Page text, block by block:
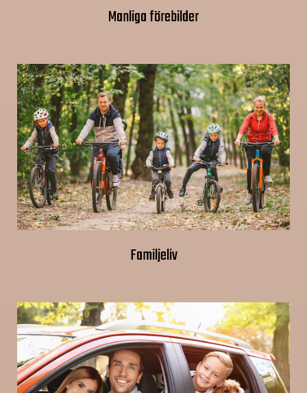
Manliga förebilder
Familjeliv